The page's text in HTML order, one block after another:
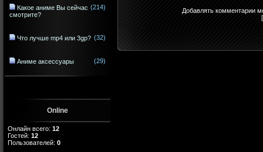
Какое аниме Вы сейчас
смотрите?
(214)
Что лучше mp4 или 3gp? (32)
Аниме аксессуары (29)
Online
Онлайн всего: 12
Гостей: 12
Пользователей: 0
Добавлять комментарии